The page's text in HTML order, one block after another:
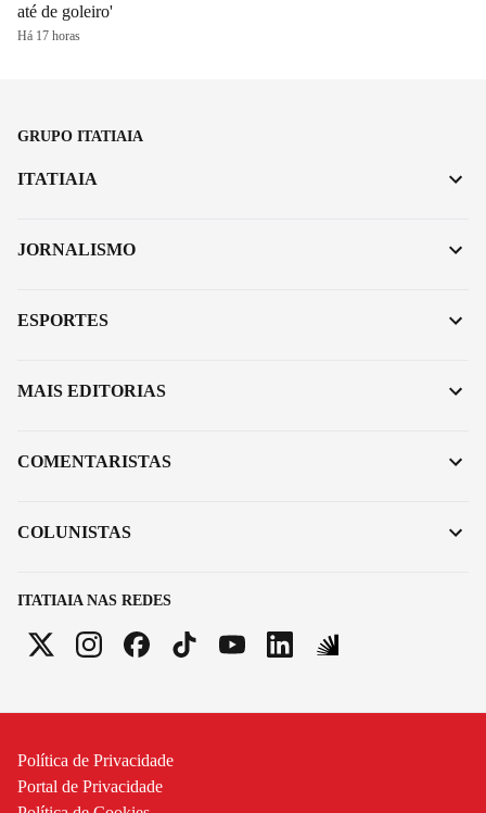
até de goleiro'
Há 17 horas
GRUPO ITATIAIA
ITATIAIA NAS REDES
ITATIAIA
JORNALISMO
ESPORTES
MAIS EDITORIAS
COMENTARISTAS
COLUNISTAS
Política de Privacidade
Portal de Privacidade